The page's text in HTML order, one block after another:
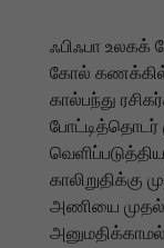
ஃபிஃபா
கோல் கணக்கில்
கால்பந்து
போட்டித்தொடர்
அணியை முதல்